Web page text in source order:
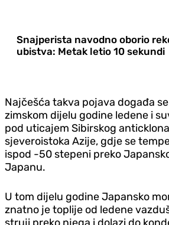
Snajperista navodno oborio
ubistva: Metak letio 10 sekundi
Najčešća takva pojava događa
zimskom dijelu godine ledene i
pod uticajem Sibirskog
sjeveroistoka Azije, gdje se
ispod -50 stepeni preko
Japanu.
U tom dijelu godine Japansko
znatno je toplije od ledene